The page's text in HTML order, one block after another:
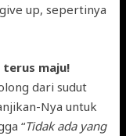
up, sepertinya
terus maju!
dari sudut
Nya untuk
“Tidak ada yang